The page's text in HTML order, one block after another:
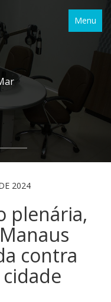
Menu
2024
plenária,
contra